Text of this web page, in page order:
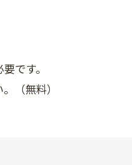
です。
（無料）